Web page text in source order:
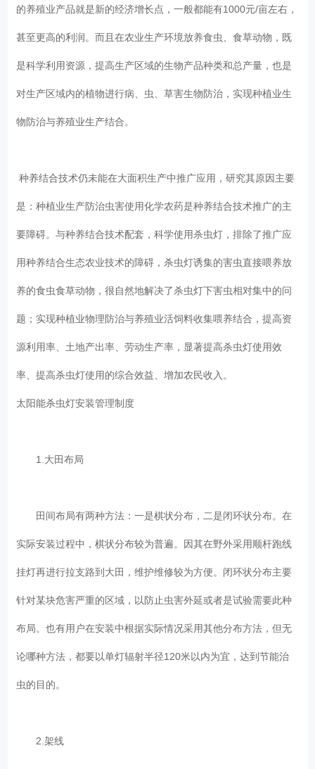
的养殖业产品就是新的经济增长点，一般都能有1000元/亩左右，
甚至更高的利润。而且在农业生产环境放养食虫、食草动物，既
是科学利用资源，提高生产区域的生物产品种类和总产量，也是
对生产区域内的植物进行病、虫、草害生物防治，实现种植业生
物防治与养殖业生产结合。
种养结合技术仍未能在大面积生产中推广应用，研究其原因主要
是：种植业生产防治虫害使用化学农药是种养结合技术推广的主
要障碍。与种养结合技术配套，科学使用杀虫灯，排除了推广应
用种养结合生态农业技术的障碍，杀虫灯诱集的害虫直接喂养放
养的食虫食草动物，很自然地解决了杀虫灯下害虫相对集中的问
题；实现种植业物理防治与养殖业活饲料收集喂养结合，提高资
源利用率、土地产出率、劳动生产率，显著提高杀虫灯使用效
率、提高杀虫灯使用的综合效益、增加农民收入。
太阳能杀虫灯安装管理制度
1.大田布局
田间布局有两种方法：一是棋状分布，二是闭环状分布。在
实际安装过程中，棋状分布较为普遍。因其在野外采用顺杆跑线
挂灯再进行拉支路到大田，维护维修较为方便。闭环状分布主要
针对某块危害严重的区域，以防止虫害外延或者是试验需要此种
布局。也有用户在安装中根据实际情况采用其他分布方法，但无
论哪种方法，都要以单灯辐射半径120米以内为宜，达到节能治
虫的目的。
2.架线